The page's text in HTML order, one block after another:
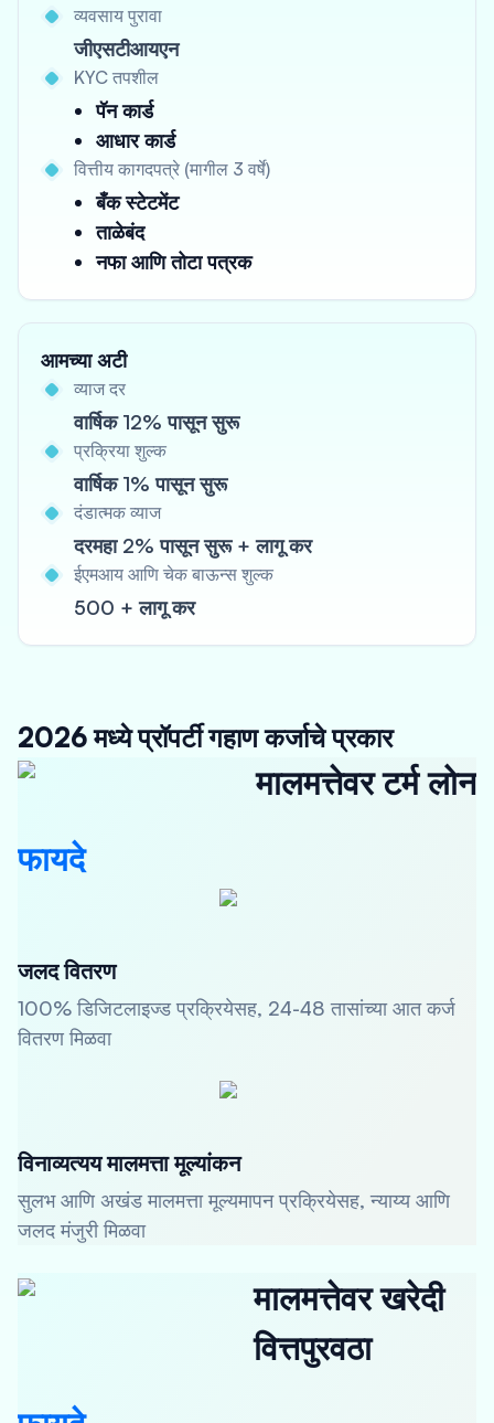
व्यवसाय पुरावा
जीएसटीआयएन
KYC तपशील
पॅन कार्ड
आधार कार्ड
वित्तीय कागदपत्रे (मागील 3 वर्षे)
बँक स्टेटमेंट
ताळेबंद
नफा आणि तोटा पत्रक
आमच्या अटी
व्याज दर
वार्षिक 12% पासून सुरू
प्रक्रिया शुल्क
वार्षिक 1% पासून सुरू
दंडात्मक व्याज
दरमहा 2% पासून सुरू + लागू कर
ईएमआय आणि चेक बाऊन्स शुल्क
500 + लागू कर
2026 मध्ये प्रॉपर्टी गहाण कर्जाचे प्रकार
मालमत्तेवर टर्म लोन
फायदे
जलद वितरण
100% डिजिटलाइज्ड प्रक्रियेसह, 24-48 तासांच्या आत कर्ज
वितरण मिळवा
विनाव्यत्यय मालमत्ता मूल्यांकन
सुलभ आणि अखंड मालमत्ता मूल्यमापन प्रक्रियेसह, न्याय्य आणि
जलद मंजुरी मिळवा
मालमत्तेवर खरेदी
वित्तपुरवठा